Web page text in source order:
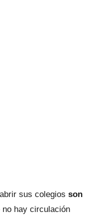
sus colegios son
no hay circulación